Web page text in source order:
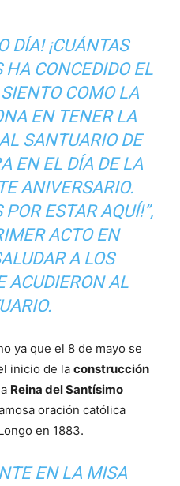
DÍA! ¡CUÁNTAS
CONCEDIDO EL
COMO LA
EN TENER LA
SANTUARIO DE
EN EL DÍA DE LA
ANIVERSARIO.
POR ESTAR AQUÍ!”,
ACTO EN
A LOS
ACUDIERON AL
ya que el 8 de mayo se
inicio de la construcción
Reina del Santísimo
oración católica
en 1883.
EN LA MISA